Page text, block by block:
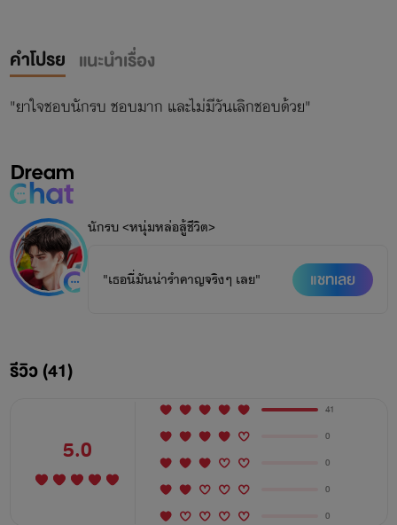
คำโปรย แนะนำเรื่อง
"ยาใจชอบนักรบ ชอบมาก และไม่มีวันเลิกชอบด้วย"
นักรบ <หนุ่มหล่อสู้ชีวิต>
"เธอนี่มันน่ารำคาญจริงๆ เลย" แชทเลย
รีวิว (41)
5.0
41
0
0
0
0